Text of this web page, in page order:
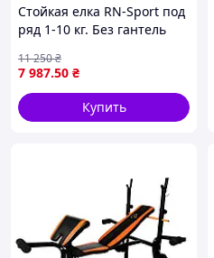
Стойкая елка RN-Sport под
ряд 1-10 кг. Без гантель
7 987.50 ₴
11 250₴
Купить